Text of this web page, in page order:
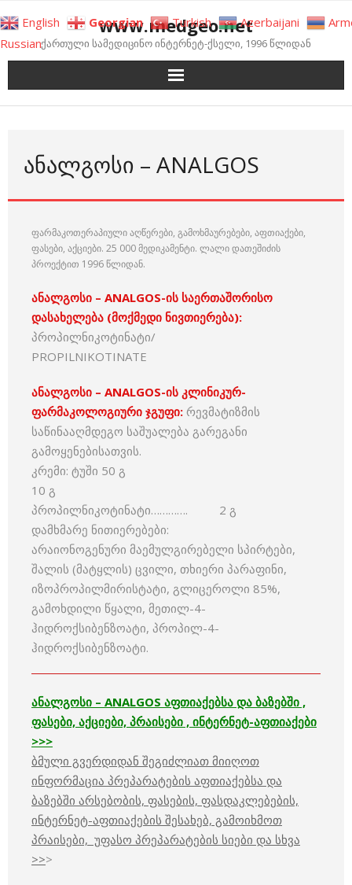
to
content
www.medgeo.net
ქართული სამედიცინო ინტერნეტ-ქსელი, 1996 წლიდან
ᲐᲜᲐᲚᲒᲝᲡᲘ – ANALGOS
ფარმაკოთერაპიული აღწერები, გამოხმაურებები, აფთიაქები,
ფასები, აქციები. 25 000 მედიკამენტი. ლალი დათეშიძის
პროექტით 1996 წლიდან.
ანალგოსი – ANALGOS-ის საერთაშორისო
დასახელება (მოქმედი ნივთიერება):
პროპილნიკოტინატი/
PROPILNIKOTINATE
ანალგოსი – ANALGOS-ის კლინიკურ-
ფარმაკოლოგიური ჯგუფი: რევმატიზმის
საწინააღმდეგო საშუალება გარეგანი
გამოყენებისათვის.
კრემი: ტუში 50 გ
10 გ
პროპილნიკოტინატი…………. 2 გ
დამხმარე ნითიერებები:
არაიონოგენური მაემულგირებელი სპირტები,
შალის (მატყლის) ცვილი, თხიერი პარაფინი,
იზოპროპილმირისტატი, გლიცეროლი 85%,
გამოხდილი წყალი, მეთილ-4-
ჰიდროქსიბენზოატი, პროპილ-4-
ჰიდროქსიბენზოატი.
ანალგოსი – ANALGOS აფთიაქებსა და ბაზებში ,
ფასები, აქციები, პრაისები , ინტერნეტ-აფთიაქები
>>>
ბმული გვერდიდან შეგიძლიათ მიიღოთ
ინფორმაცია პრეპარატების აფთიაქებსა და
ბაზებში არსებობის, ფასების, ფასდაკლებების,
ინტერნეტ-აფთიაქების შესახებ, გამოიხმოთ
პრაისები, უფასო პრეპარატების სიები და სხვა
>>>
English Georgian Turkish Azerbaijani
Russian